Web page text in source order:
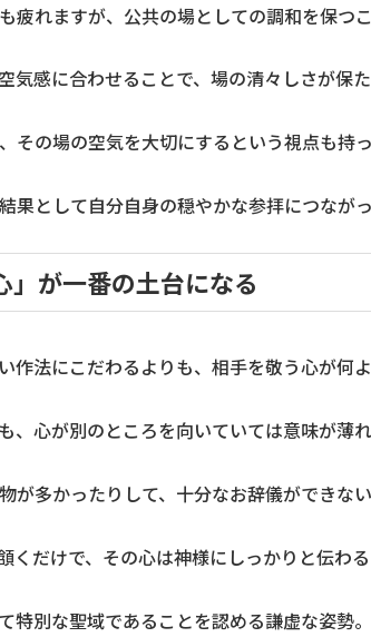
疲れますが、公共の場としての調和を保つ
感に合わせることで、場の清々しさが保た
その場の空気を大切にするという視点も持
果として自分自身の穏やかな参拝につなが
が一番の土台になる
作法にこだわるよりも、相手を敬う心が何よ
、心が別のところを向いていては意味が薄れ
多かったりして、十分なお辞儀ができない
だけで、その心は神様にしっかりと伝わる
特別な聖域であることを認める謙虚な姿勢。